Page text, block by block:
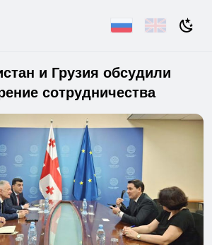
и Грузия обсудили
сотрудничества